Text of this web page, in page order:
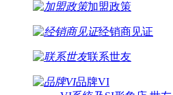
加盟政策
经销商见证
联系世友
品牌VI